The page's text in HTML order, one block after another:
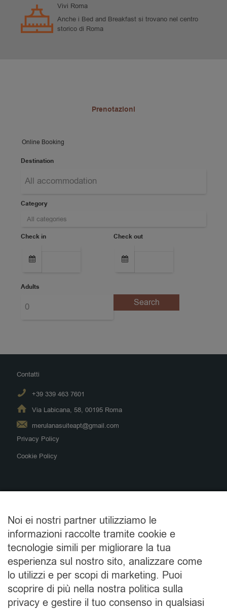
Vivi Roma
Anche i Bed and Breakfast si trovano nel centro
storico di Roma
Prenotazioni
Online Booking
Destination
Category
Check in Check out
Adults
Contatti
+39 339 463 7601
Via Labicana, 58, 00195 Roma
merulanasuiteapt@gmail.com
Privacy Policy
Cookie Policy
B&B Merulana Suite 1
B&B Merulana Suite 2
Appartamenti Labicana
Appartamenti San Pietro
Appartamento Navona
Noi ei nostri partner utilizziamo le
informazioni raccolte tramite cookie e
tecnologie simili per migliorare la tua
esperienza sul nostro sito, analizzare come
lo utilizzi e per scopi di marketing. Puoi
scoprire di più nella nostra politica sulla
privacy e gestire il tuo consenso in qualsiasi